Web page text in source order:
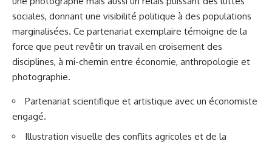
sociales, donnant une visibilité politique à des populations
marginalisées. Ce partenariat exemplaire témoigne de la
force que peut revêtir un travail en croisement des
disciplines, à mi-chemin entre économie, anthropologie et
photographie.
Partenariat scientifique et artistique avec un économiste
engagé.
Illustration visuelle des conflits agricoles et de la